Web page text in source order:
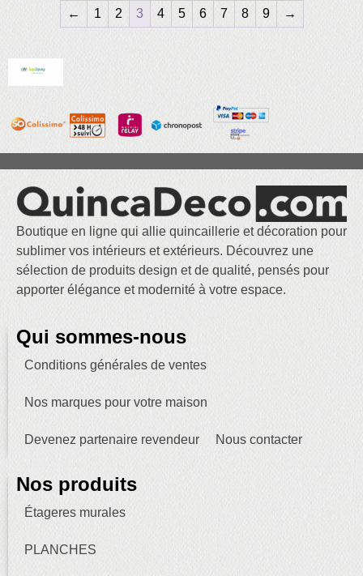
← 1 2 3 4 5 6 7 8 9 →
Boutique en ligne qui allie quincaillerie et décoration pour
sublimer vos intérieurs et extérieurs. Découvrez une
sélection de produits design et de qualité, pensés pour
apporter élégance et modernité à votre espace.
Qui sommes-nous
Conditions générales de ventes
Nos marques pour votre maison
Devenez partenaire revendeur Nous contacter
Nos produits
Étageres murales
PLANCHES